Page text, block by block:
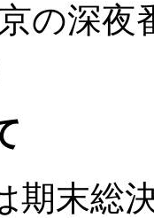
の深夜
期末総